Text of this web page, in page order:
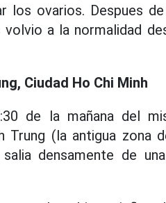
los ovarios. Despues
a la normalidad
Ciudad Ho Chi Minh
de la mañana del
Trung (la antigua zona
densamente de